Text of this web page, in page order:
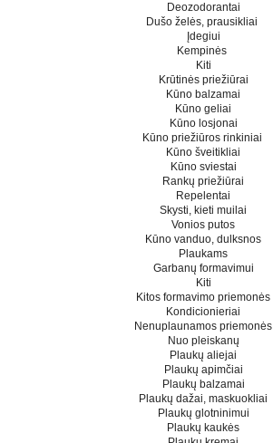
Deozodorantai
Dušo želės, prausikliai
Įdegiui
Kempinės
Kiti
Krūtinės priežiūrai
Kūno balzamai
Kūno geliai
Kūno losjonai
Kūno priežiūros rinkiniai
Kūno šveitikliai
Kūno sviestai
Rankų priežiūrai
Repelentai
Skysti, kieti muilai
Vonios putos
Kūno vanduo, dulksnos
Plaukams
Garbanų formavimui
Kiti
Kitos formavimo priemonės
Kondicionieriai
Nenuplaunamos priemonės
Nuo pleiskanų
Plaukų aliejai
Plaukų apimčiai
Plaukų balzamai
Plaukų dažai, maskuokliai
Plaukų glotninimui
Plaukų kaukės